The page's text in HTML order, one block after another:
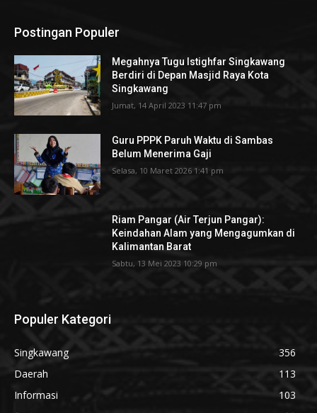
Postingan Populer
Megahnya Tugu Istighfar Singkawang
Berdiri di Depan Masjid Raya Kota
Singkawang
Jumat, 14 April 2023 11:47 pm
Guru PPPK Paruh Waktu di Sambas
Belum Menerima Gaji
Selasa, 10 Maret 2026 1:41 pm
Riam Pangar (Air Terjun Pangar):
Keindahan Alam yang Mengagumkan di
Kalimantan Barat
Sabtu, 13 Mei 2023 10:29 pm
Populer Kategori
Singkawang
356
Daerah
113
Informasi
103